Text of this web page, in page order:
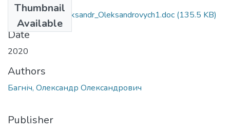
Thumbnail
Available
242_Bahnich_Oleksandr_Oleksandrovych1.doc (135.5 KB)
Date
2020
Authors
Багніч, Олександр Олександрович
Publisher